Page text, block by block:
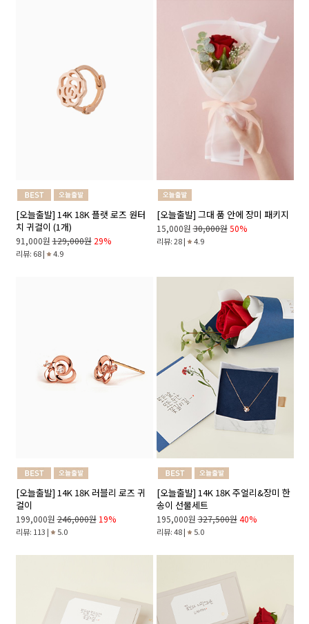
[오늘출발] 14K 18K 플랫 로즈 원터
치 귀걸이 (1개)
91,000원 129,000원 29%
리뷰: 68 | 4.9
[오늘출발] 그대 품 안에 장미 패키지
15,000원 30,000원 50%
리뷰: 28 | 4.9
[오늘출발] 14K 18K 러블리 로즈 귀
걸이
199,000원 246,000원 19%
리뷰: 113 | 5.0
[오늘출발] 14K 18K 주얼리&장미 한
송이 선물세트
195,000원 327,500원 40%
리뷰: 48 | 5.0